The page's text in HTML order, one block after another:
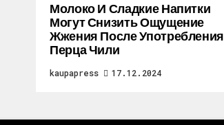
Молоко И Сладкие Напитки
Могут Снизить Ощущение
Жжения После Употребления
Перца Чили
kaupapress 17.12.2024